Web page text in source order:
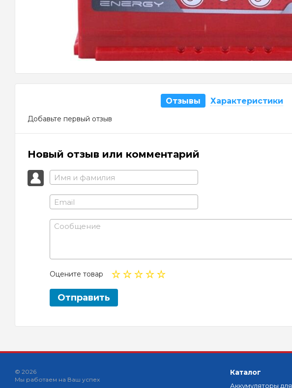
Отзывы Характеристики
Добавьте первый отзыв
Новый отзыв или комментарий
Оцените товар
Отправить
© 2026
Мы работаем на Ваш успех
Каталог
Аккумуляторы для